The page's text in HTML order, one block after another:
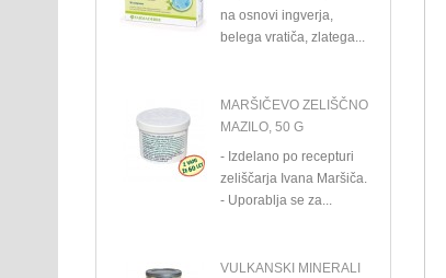
na osnovi ingverja,
belega vratiča, zlatega...
MARŠIČEVO ZELIŠČNO
MAZILO, 50 G
- Izdelano po recepturi
zeliščarja Ivana Maršiča.
- Uporablja se za...
VULKANSKI MINERALI